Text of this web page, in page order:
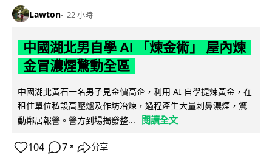
Lawton 22 小時
中國湖北男自學 AI 「煉金術」 屋內煉
金冒濃煙驚動全區
中國湖北黃石一名男子見金價高企，利用 AI 自學提煉黃金，在
租住單位私設高壓爐及作坊冶煉，過程產生大量刺鼻濃煙，驚
動鄰居報警。警方到場揭發整...
閱讀全文
104 7 ↗ 分享